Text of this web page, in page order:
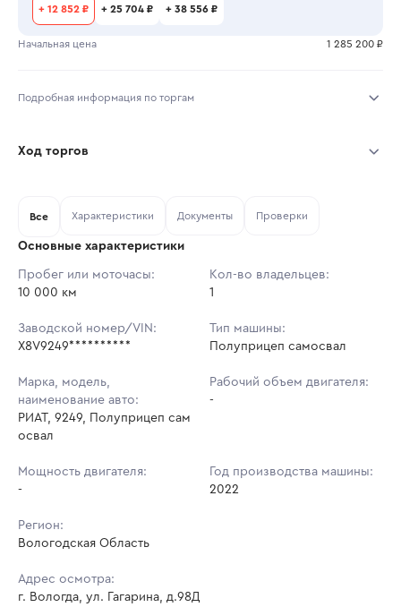
+ 12 852 ₽ + 25 704 ₽ + 38 556 ₽
Начальная цена 1 285 200 ₽
Подробная информация по торгам
Тип аукциона: Открытые торги
Шаг торгов:
Кол-во ставок:
Ход торгов
Ставок не найдено
в аукционах
Все Характеристики Документы Проверки
Основные характеристики
Пробег или моточасы:
10 000 км
Кол-во владельцев:
1
Заводской номер/VIN:
X8V9249**********
Тип машины:
Полуприцеп самосвал
Марка, модель,
наименование авто:
РИАТ, 9249, Полуприцеп сам
освал
Рабочий объем двигателя:
-
Мощность двигателя:
-
Год производства машины:
2022
Регион:
Вологодская Область
Адрес осмотра:
г. Вологда, ул. Гагарина, д.98Д